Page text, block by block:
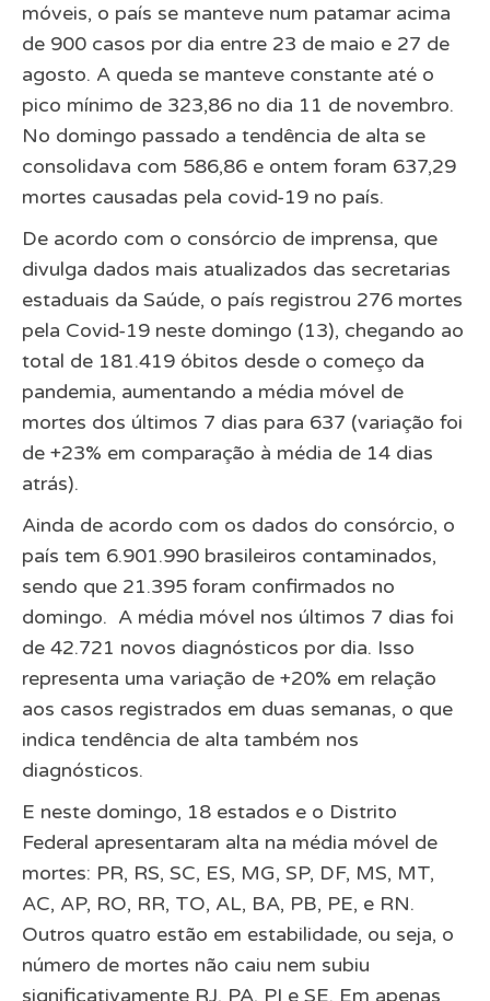
móveis, o país se manteve num patamar acima
de 900 casos por dia entre 23 de maio e 27 de
agosto. A queda se manteve constante até o
pico mínimo de 323,86 no dia 11 de novembro.
No domingo passado a tendência de alta se
consolidava com 586,86 e ontem foram 637,29
mortes causadas pela covid-19 no país.
De acordo com o consórcio de imprensa, que
divulga dados mais atualizados das secretarias
estaduais da Saúde, o país registrou 276 mortes
pela Covid-19 neste domingo (13), chegando ao
total de 181.419 óbitos desde o começo da
pandemia, aumentando a média móvel de
mortes dos últimos 7 dias para 637 (variação foi
de +23% em comparação à média de 14 dias
atrás).
Ainda de acordo com os dados do consórcio, o
país tem 6.901.990 brasileiros contaminados,
sendo que 21.395 foram confirmados no
domingo. A média móvel nos últimos 7 dias foi
de 42.721 novos diagnósticos por dia. Isso
representa uma variação de +20% em relação
aos casos registrados em duas semanas, o que
indica tendência de alta também nos
diagnósticos.
E neste domingo, 18 estados e o Distrito
Federal apresentaram alta na média móvel de
mortes: PR, RS, SC, ES, MG, SP, DF, MS, MT,
AC, AP, RO, RR, TO, AL, BA, PB, PE, e RN.
Outros quatro estão em estabilidade, ou seja, o
número de mortes não caiu nem subiu
significativamente RJ, PA, PI e SE. Em apenas